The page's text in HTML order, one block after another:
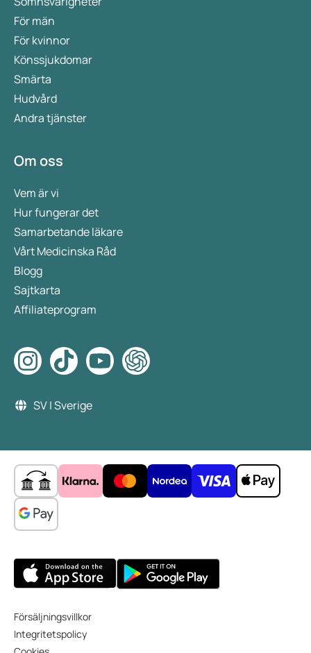
För män
För kvinnor
Könssjukdomar
Smärta
Hudvård
Andra tjänster
Om oss
Vem är vi
Hur fungerar det
Samarbetande läkare
Vårt Medicinska Råd
Blogg
Sajtkarta
Affiliateprogram
SV | Sverige
Försäljningsvillkor
Integritetspolicy